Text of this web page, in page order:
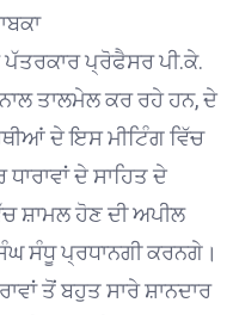
ਪ੍ਰੋਫੈਸਰ ਪੀ.ਕੇ.
ਤਾਲਮੇਲ ਕਰ ਰਹੇ ਹਨ, ਦੇ
ਦੇ ਇਸ ਮੀਟਿੰਗ ਵਿੱਚ
ਦੇ ਸਾਹਿਤ ਦੇ
ਸ਼ਾਮਲ ਹੋਣ ਦੀ ਅਪੀਲ
ਸੰਧੂ ਪ੍ਰਧਾਨਗੀ ਕਰਨਗੇ।
ਤੋਂ ਬਹੁਤ ਸਾਰੇ ਸ਼ਾਨਦਾਰ